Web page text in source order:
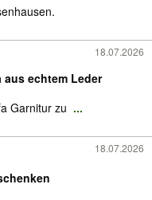
18.07.2026
aus echtem Leder
Garnitur zu ...
18.07.2026